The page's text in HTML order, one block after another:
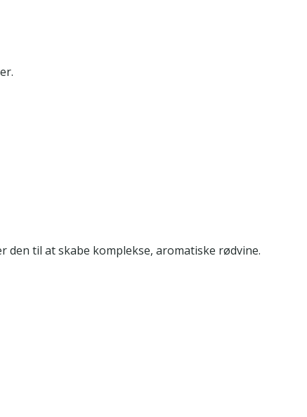
til at skabe komplekse, aromatiske rødvine.